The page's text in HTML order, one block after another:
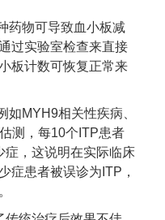
药物可导致血小板减
过实验室检查来直接
板计数可恢复正常来
MYH9相关性疾病、
测，每10个ITP患者
症，这说明在实际临床
症患者被误诊为ITP，